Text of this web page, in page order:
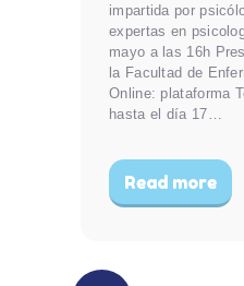
impartida por
expertas en
mayo a las 16h
la Facultad de
Online: plataforma
hasta el día 17…
Read more